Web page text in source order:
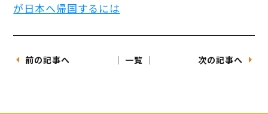
が日本へ帰国するには
前の記事へ 次の記事へ
│ 一覧 │